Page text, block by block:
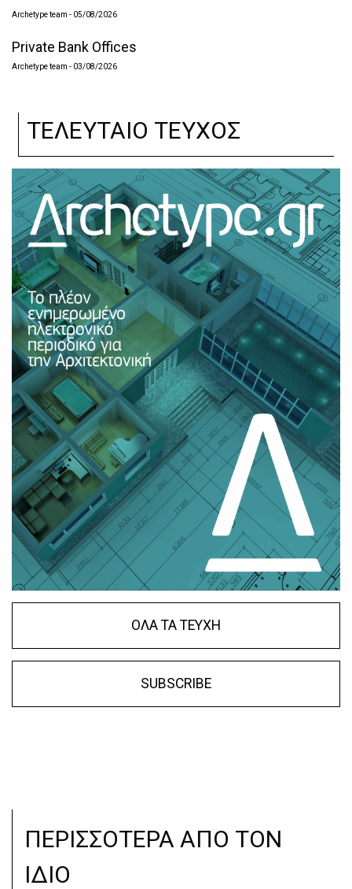
Archetype team - 05/08/2026
Private Bank Offices
Archetype team - 03/08/2026
ΤΕΛΕΥΤΑΙΟ ΤΕΥΧΟΣ
ΟΛΑ ΤΑ ΤΕΥΧΗ
SUBSCRIBE
ΠΕΡΙΣΣΟΤΕΡΑ ΑΠΟ ΤΟΝ
ΙΔΙΟ